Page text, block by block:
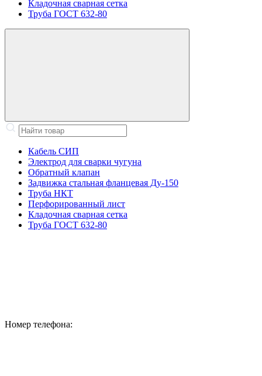
Кладочная сварная сетка
Труба ГОСТ 632-80
Кабель СИП
Электрод для сварки чугуна
Обратный клапан
Задвижка стальная фланцевая Ду-150
Труба НКТ
Перфорированный лист
Кладочная сварная сетка
Труба ГОСТ 632-80
Номер телефона: